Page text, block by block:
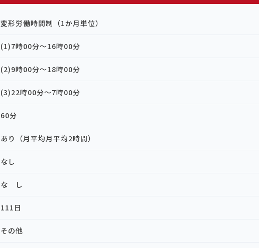
変形労働時間制（1か月単位）
(1)7時00分～16時00分
(2)9時00分～18時00分
(3)22時00分～7時00分
60分
あり（月平均月平均2時間）
なし
な し
111日
その他